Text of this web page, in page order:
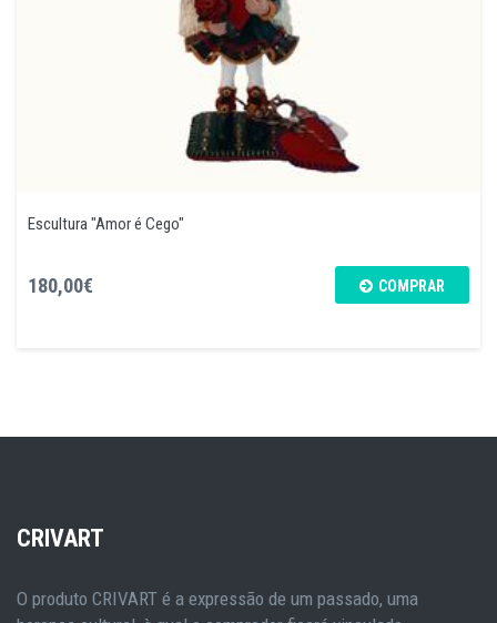
Escultura "Amor é Cego"
180,00€ COMPRAR
CRIVART
O produto CRIVART é a expressão de um passado, uma